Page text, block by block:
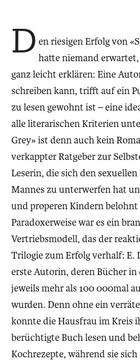
D en riesigen Erfolg von
hatte niemand
ganz leicht erklären: Eine
schreiben kann, trifft auf ein
zu lesen gewohnt ist – eine
alle literarischen Kriterien
Grey» ist denn auch kein
verkappter Ratgeber zur
Leserin, die sich den sexuellen
Mannes zu unterwerfen hat
und properen Kindern
Paradoxerweise war es ein
Vertriebsmodell, das der
Trilogie zum Erfolg verhalf: E.
erste Autorin, deren Bücher in
jeweils mehr als 100 000mal
wurden. Denn ohne ein
konnte die Hausfrau im Kreis
berüchtigte Buch lesen und
Kochrezepte, während sie